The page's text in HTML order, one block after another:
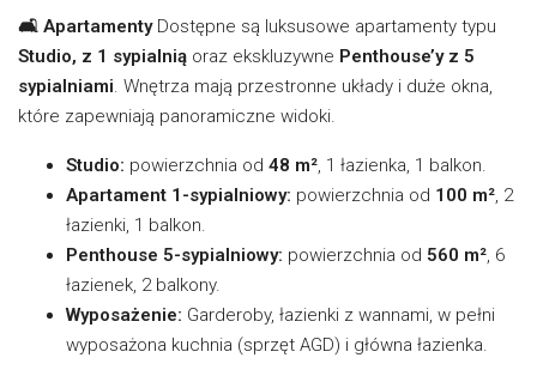
🛋️ ApartamentyDostępne są luksusowe apartamenty typu
Studio, z 1 sypialnią oraz ekskluzywne Penthouse’y z 5
sypialniami. Wnętrza mają przestronne układy i duże okna,
które zapewniają panoramiczne widoki.
Studio: powierzchnia od 48 m², 1 łazienka, 1 balkon.
Apartament 1-sypialniowy: powierzchnia od 100 m², 2
łazienki, 1 balkon.
Penthouse 5-sypialniowy: powierzchnia od 560 m², 6
łazienek, 2 balkony.
Wyposażenie: Garderoby, łazienki z wannami, w pełni
wyposażona kuchnia (sprzęt AGD) i główna łazienka.